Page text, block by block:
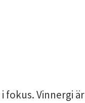
fokus. Vinnergi är